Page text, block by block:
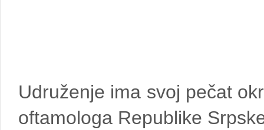
Udruženje ima svoj pečat
oftamologa Republike